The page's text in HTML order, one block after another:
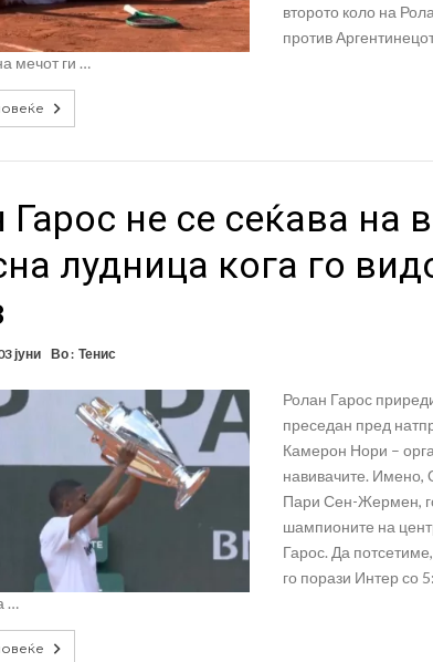
второто коло на
против
мечот ги …
Гарос не се сеќава на
лудница кога го
јуни Во : Тенис
Ролан Гарос
преседан пред
Камерон Нори –
навивачите.
Пари Сен-Жермен,
шампионите на
Гарос. Да
го порази Интер со
…